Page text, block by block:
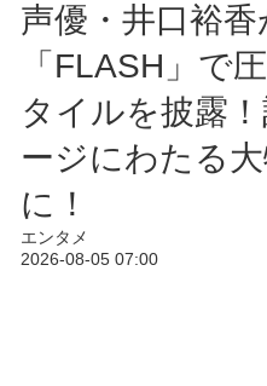
声優・井口裕香
「FLASH」で
タイルを披露
ージにわたる
に！
エンタメ
2026-08-05 07:00